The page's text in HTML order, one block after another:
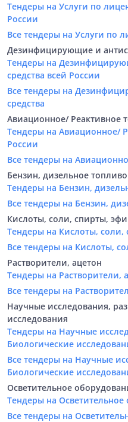
Тендеры на Услуги по
России
Все тендеры на Услуги по
Дезинфицирующие и
Тендеры на
средства всей России
Все тендеры на
средства
Авиационное/ Реактивное
Тендеры на Авиационное/
России
Все тендеры на
Бензин, дизельное топливо
Тендеры на Бензин,
Все тендеры на Бензин,
Кислоты, соли, спирты,
Тендеры на Кислоты,
Все тендеры на Кислоты,
Растворители, ацетон
Тендеры на Растворители,
Все тендеры на
Научные исследования,
исследования
Тендеры на Научные
Биологические
Все тендеры на Научные
Биологические
Осветительное
Тендеры на
Все тендеры на